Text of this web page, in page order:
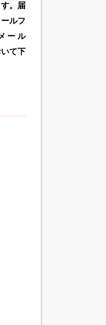
。届
ルフ
ール
て下